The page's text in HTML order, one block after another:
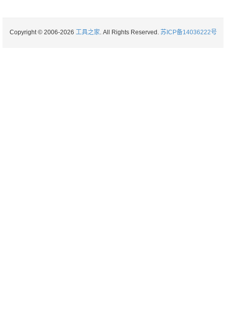
Copyright © 2006-2026 工具之家. All Rights Reserved. 苏ICP备14036222号